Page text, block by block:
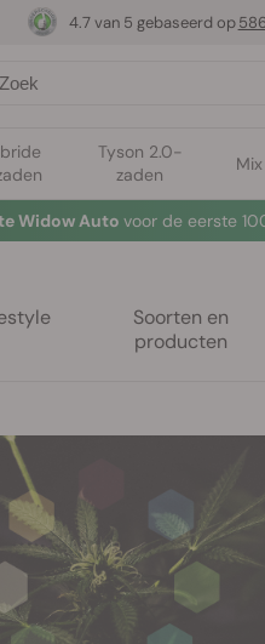
Tyson 2.0-
zaden
4.7 van 5 gebaseerd op
tot wel 50% korting op
Soorten en
producten